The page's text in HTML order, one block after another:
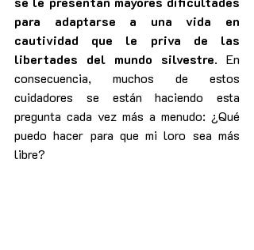
para adaptarse a una vida en
cautividad que le priva de las
libertades del mundo silvestre. En
consecuencia, muchos de estos
cuidadores se están haciendo esta
pregunta cada vez más a menudo: ¿Qué
puedo hacer para que mi loro sea más
libre?